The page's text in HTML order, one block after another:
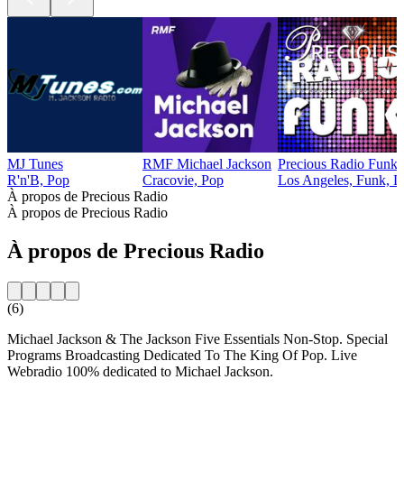
MJ Tunes
R'n'B, Pop
RMF Michael Jackson
Cracovie, Pop
Precious Radio Funk
Los Angeles, Funk,
À propos de Precious Radio
À propos de Precious Radio
À propos de Precious Radio
(6)
Michael Jackson & The Jackson Five Essentials Non-Stop. Special
Programs Broadcasting Dedicated To The King Of Pop. Live
Webradio 100% dedicated to Michael Jackson.